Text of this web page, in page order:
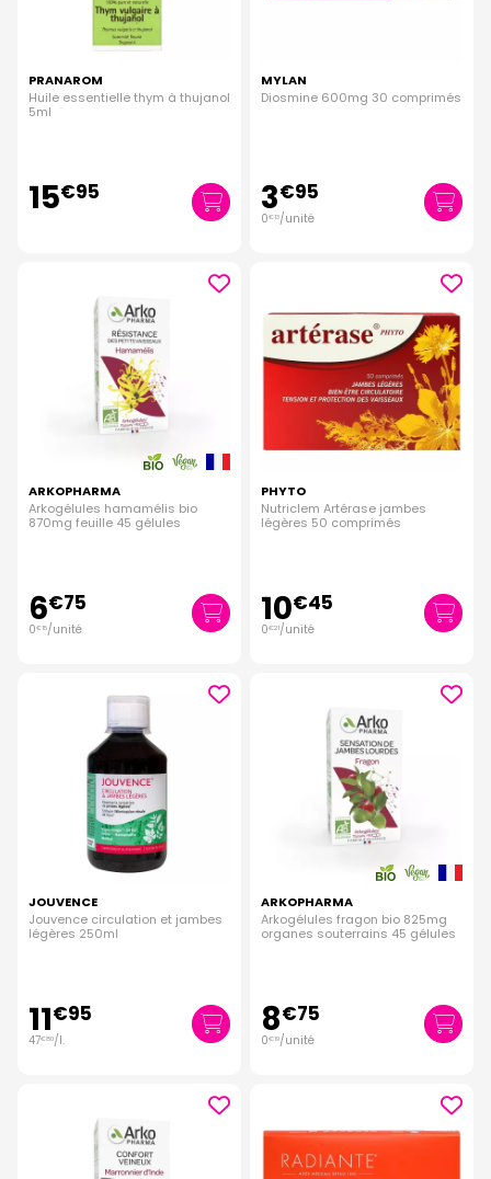
PRANAROM
Huile essentielle thym à thujanol
5ml
15€95
MYLAN
Diosmine 600mg 30 comprimés
3€95
0€ 13/unité
ARKOPHARMA
Arkogélules hamamélis bio
870mg feuille 45 gélules
6€75
0€ 15/unité
PHYTO
Nutriclem Artérase jambes
légères 50 comprimés
10€45
0€21/unité
JOUVENCE
Jouvence circulation et jambes
légères 250ml
11€95
47€80/l.
ARKOPHARMA
Arkogélules fragon bio 825mg
organes souterrains 45 gélules
8€75
0€ 19/unité